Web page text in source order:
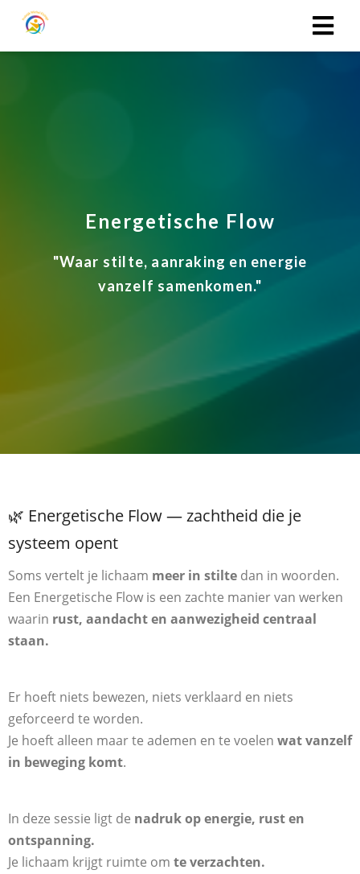
Energetische Flow
"Waar stilte, aanraking en energie
vanzelf samenkomen."
🌿 Energetische Flow — zachtheid die je
systeem opent
Soms vertelt je lichaam meer in stilte dan in woorden.
Een Energetische Flow is een zachte manier van werken
waarin rust, aandacht en aanwezigheid centraal
staan.
Er hoeft niets bewezen, niets verklaard en niets
geforceerd te worden.
Je hoeft alleen maar te ademen en te voelen wat vanzelf
in beweging komt.
In deze sessie ligt de nadruk op energie, rust en
ontspanning.
Je lichaam krijgt ruimte om te verzachten.